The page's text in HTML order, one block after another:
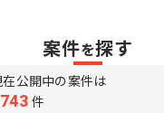
案件を探す
在公開中の案件は
件